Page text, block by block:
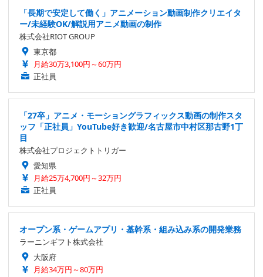
「長期で安定して働く」アニメーション動画制作クリエイタ
ー/未経験OK/解説用アニメ動画の制作
株式会社RIOT GROUP
東京都
月給30万3,100円～60万円
正社員
「27卒」アニメ・モーショングラフィックス動画の制作スタ
ッフ「正社員」YouTube好き歓迎/名古屋市中村区那古野1丁
目
株式会社プロジェクトトリガー
愛知県
月給25万4,700円～32万円
正社員
オープン系・ゲームアプリ・基幹系・組み込み系の開発業務
ラーニンギフト株式会社
大阪府
月給34万円～80万円